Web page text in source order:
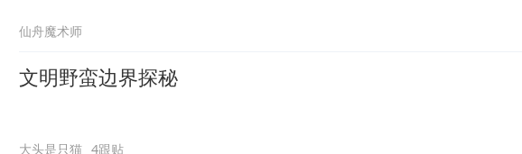
仙舟魔术师
文明野蛮边界探秘
大头是只猫 4跟贴